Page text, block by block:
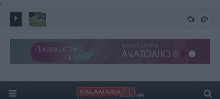
\
«μπαλάκι» των αρμοδιοτήτων
FEATURED